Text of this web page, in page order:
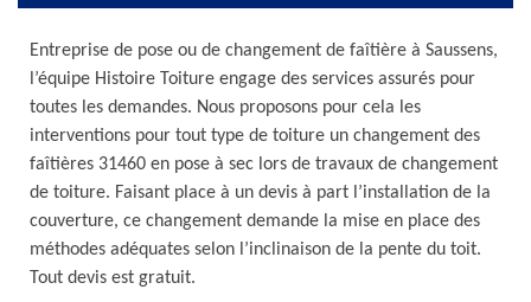
Entreprise de pose ou de changement de faîtière à Saussens,
l’équipe Histoire Toiture engage des services assurés pour
toutes les demandes. Nous proposons pour cela les
interventions pour tout type de toiture un changement des
faîtières 31460 en pose à sec lors de travaux de changement
de toiture. Faisant place à un devis à part l’installation de la
couverture, ce changement demande la mise en place des
méthodes adéquates selon l’inclinaison de la pente du toit.
Tout devis est gratuit.